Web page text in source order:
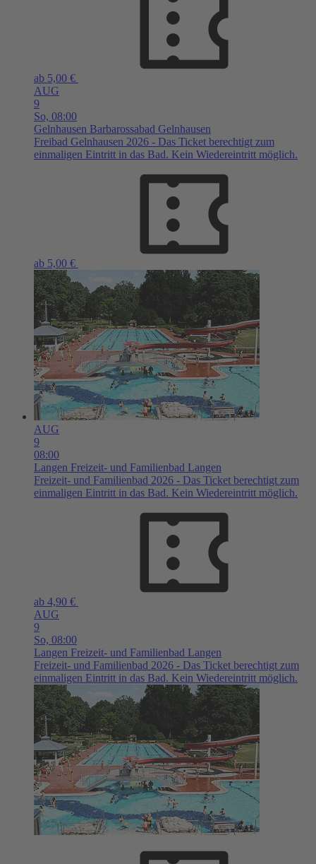
ab 5,00 €
AUG
9
So, 08:00
Gelnhausen Barbarossabad Gelnhausen
Freibad Gelnhausen 2026 - Das Ticket berechtigt zum
einmaligen Eintritt in das Bad. Kein Wiedereintritt möglich.
ab 5,00 €
AUG
9
08:00
Langen Freizeit- und Familienbad Langen
Freizeit- und Familienbad 2026 - Das Ticket berechtigt zum
einmaligen Eintritt in das Bad. Kein Wiedereintritt möglich.
ab 4,90 €
AUG
9
So, 08:00
Langen Freizeit- und Familienbad Langen
Freizeit- und Familienbad 2026 - Das Ticket berechtigt zum
einmaligen Eintritt in das Bad. Kein Wiedereintritt möglich.